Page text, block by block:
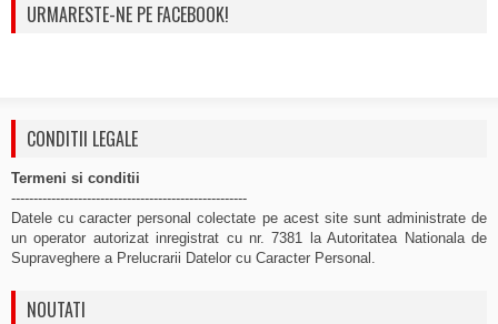
URMARESTE-NE PE FACEBOOK!
CONDITII LEGALE
Termeni si conditii
-----------------------------------------------------
Datele cu caracter personal colectate pe acest site sunt administrate de
un operator autorizat inregistrat cu nr. 7381 la Autoritatea Nationala de
Supraveghere a Prelucrarii Datelor cu Caracter Personal.
NOUTATI